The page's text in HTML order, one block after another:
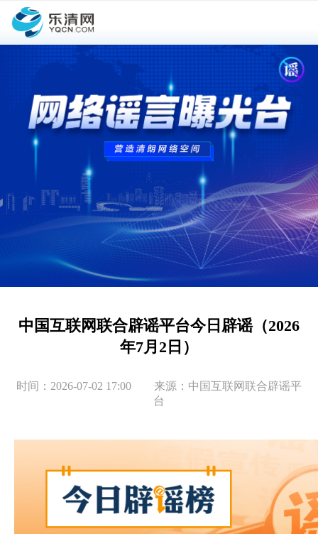
中国互联网联合辟谣平台今日辟谣（2026
年7月2日）
时间：2026-07-02 17:00 来源：中国互联网联合辟谣平
台